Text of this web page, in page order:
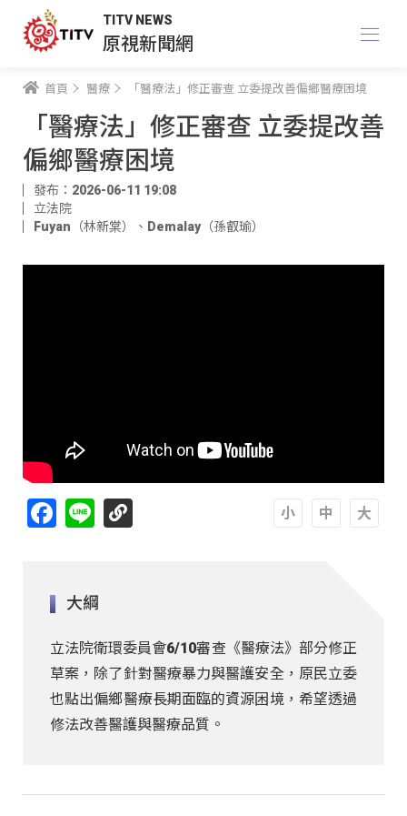
TITV NEWS
原視新聞網
首頁 醫療 「醫療法」修正審查 立委提改善偏鄉醫療困境
「醫療法」修正審查 立委提改善
偏鄉醫療困境
發布：2026-06-11 19:08
立法院
Fuyan（林新棠）
、 Demalay（孫叡瑜）
Facebook
Line
大綱
立法院衛環委員會6/10審查《醫療法》部分修正
草案，除了針對醫療暴力與醫護安全，原民立委
也點出偏鄉醫療長期面臨的資源困境，希望透過
修法改善醫護與醫療品質。